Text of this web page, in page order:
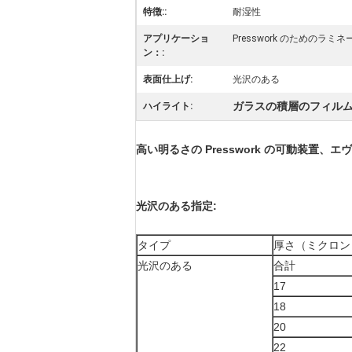
特徴:: 耐湿性
アプリケーショ
ン：:
Presswork のためのラミネ
表面仕上げ: 光沢のある
ハイライト: ガラスの積層のフィル
高い明るさの Presswork の可動装置、エ
光沢のある指定:
タイプ
厚さ（ミクロ
光沢のある
合計
17
18
20
22